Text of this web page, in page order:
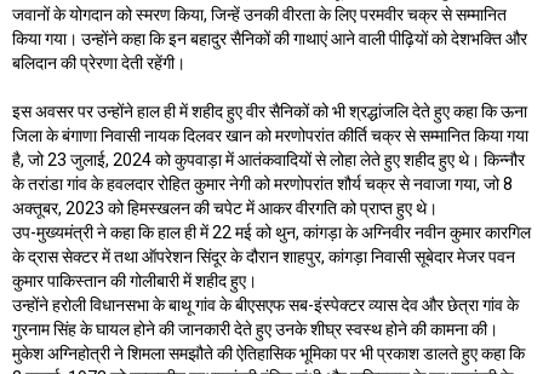
जवानों के योगदान को स्मरण किया, जिन्हें उनकी वीरता के लिए परमवीर चक्र से सम्मानित
किया गया। उन्होंने कहा कि इन बहादुर सैनिकों की गाथाएं आने वाली पीढ़ियों को देशभक्ति और
बलिदान की प्रेरणा देती रहेंगी।
इस अवसर पर उन्होंने हाल ही में शहीद हुए वीर सैनिकों को भी श्रद्धांजलि देते हुए कहा कि ऊना
जिला के बंगाणा निवासी नायक दिलवर खान को मरणोपरांत कीर्ति चक्र से सम्मानित किया गया
है, जो 23 जुलाई, 2024 को कुपवाड़ा में आतंकवादियों से लोहा लेते हुए शहीद हुए थे। किन्नौर
के तरांडा गांव के हवलदार रोहित कुमार नेगी को मरणोपरांत शौर्य चक्र से नवाजा गया, जो 8
अक्तूबर, 2023 को हिमस्खलन की चपेट में आकर वीरगति को प्राप्त हुए थे।
उप-मुख्यमंत्री ने कहा कि हाल ही में 22 मई को थुन, कांगड़ा के अग्निवीर नवीन कुमार कारगिल
के द्रास सेक्टर में तथा ऑपरेशन सिंदूर के दौरान शाहपुर, कांगड़ा निवासी सूबेदार मेजर पवन
कुमार पाकिस्तान की गोलीबारी में शहीद हुए।
उन्होंने हरोली विधानसभा के बाथू गांव के बीएसएफ सब-इंस्पेक्टर व्यास देव और छेत्रा गांव के
गुरनाम सिंह के घायल होने की जानकारी देते हुए उनके शीघ्र स्वस्थ होने की कामना की।
मुकेश अग्निहोत्री ने शिमला समझौते की ऐतिहासिक भूमिका पर भी प्रकाश डालते हुए कहा कि